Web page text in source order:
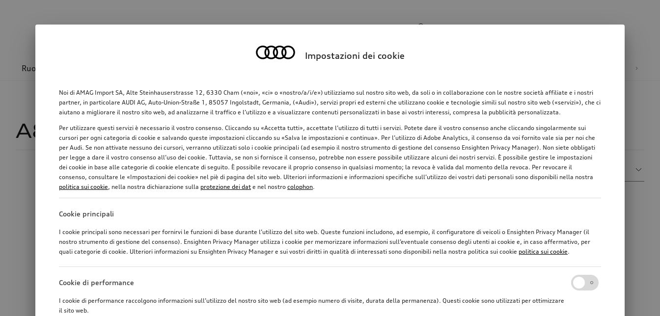
Campo di ricerca
Ruote & cerchioni
A8 TFSI e 163
Diametro cerchi Direzionale Idoneo per catene da neve Mostra più filtri
Ordina per
Rilevanza
Impostazioni dei cookie
Noi di AMAG Import SA, Alte Steinhauserstrasse 12, 6330 Cham («noi», «ci» o «nostro/a/i/e») utilizziamo sul nostro sito web, da soli o in collaborazione con le nostre società affiliate e i nostri
partner, in particolare AUDI AG, Auto-Union-Straße 1, 85057 Ingolstadt, Germania, («Audi»), servizi propri ed esterni che utilizzano cookie e tecnologie simili sul nostro sito web («servizi»), che ci
aiutano a migliorare il nostro sito web, ad analizzarne il traffico e l’utilizzo e a visualizzare contenuti personalizzati in base ai vostri interessi, compresa la pubblicità personalizzata.
Per utilizzare questi servizi è necessario il vostro consenso. Cliccando su «Accetta tutti», accettate l’utilizzo di tutti i servizi. Potete dare il vostro consenso anche cliccando singolarmente sui
cursori per ogni categoria di cookie e salvando queste impostazioni cliccando su «Salva le impostazioni e continua». Per l’utilizzo di Adobe Analytics, il consenso da voi fornito vale sia per noi che
per Audi. Se non attivate nessuno dei cursori, verranno utilizzati solo i cookie principali (ad esempio il nostro strumento di gestione del consenso Ensighten Privacy Manager). Non siete obbligati
per legge a dare il vostro consenso all’uso dei cookie. Tuttavia, se non si fornisce il consenso, potrebbe non essere possibile utilizzare alcuni dei nostri servizi. È possibile gestire le impostazioni
dei cookie in base alle categorie di cookie elencate di seguito. È possibile revocare il proprio consenso in qualsiasi momento; la revoca è valida dal momento della revoca. Per revocare il
consenso, consultare le «Impostazioni dei cookie» nel piè di pagina del sito web. Ulteriori informazioni e informazioni specifiche sull’utilizzo dei vostri dati personali sono disponibili nella nostra
politica sui cookie, nella nostra dichiarazione sulla protezione dei dat e nel nostro colophon.
Cookie principali
I cookie principali sono necessari per fornirvi le funzioni di base durante l’utilizzo del sito web. Queste funzioni includono, ad esempio, il configuratore di veicoli o Ensighten Privacy Manager (il
nostro strumento di gestione del consenso). Ensighten Privacy Manager utilizza i cookie per memorizzare informazioni sull’eventuale consenso degli utenti ai cookie e, in caso affermativo, per
quali categorie di cookie. Ulteriori informazioni su Ensighten Privacy Manager e sui vostri diritti in qualità di interessati sono disponibili nella nostra politica sui cookie politica sui cookie.
Cookie di performance
I cookie di performance raccolgono informazioni sull’utilizzo del nostro sito web (ad esempio numero di visite, durata della permanenza). Questi cookie sono utilizzati per ottimizzare
il sito web.